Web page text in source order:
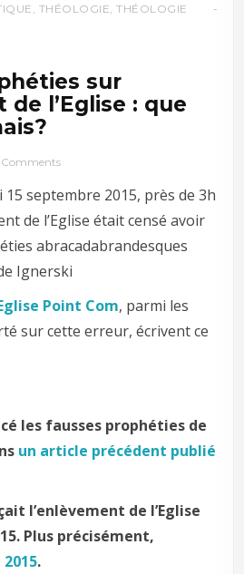
THÉOLOGIE ,THÉOLOGIE
sur
de l’Eglise : que
septembre 2015, près de 3h
de l’Eglise était censé avoir
abracadabrandesques
Ignerski
Point Com, parmi les
sur cette erreur, écrivent ce
les fausses prophéties de
un article précédent publié
l’enlèvement de l’Eglise
Plus précisément,
.